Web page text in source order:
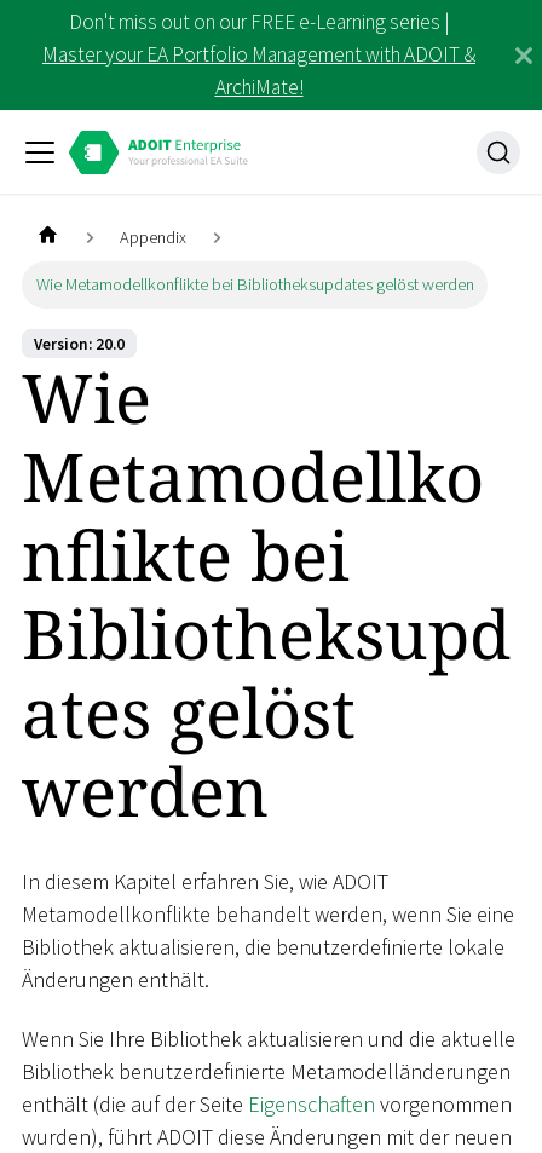
Don't miss out on our FREE e-Learning series |
Master your EA Portfolio Management with ADOIT &
ArchiMate!
Appendix
Wie Metamodellkonflikte bei Bibliotheksupdates gelöst werden
Version: 20.0
Wie
Metamodellko
nflikte bei
Bibliotheksupd
ates gelöst
werden
In diesem Kapitel erfahren Sie, wie ADOIT
Metamodellkonflikte behandelt werden, wenn Sie eine
Bibliothek aktualisieren, die benutzerdefinierte lokale
Änderungen enthält.
Wenn Sie Ihre Bibliothek aktualisieren und die aktuelle
Bibliothek benutzerdefinierte Metamodelländerungen
enthält (die auf der Seite Eigenschaften vorgenommen
wurden), führt ADOIT diese Änderungen mit der neuen